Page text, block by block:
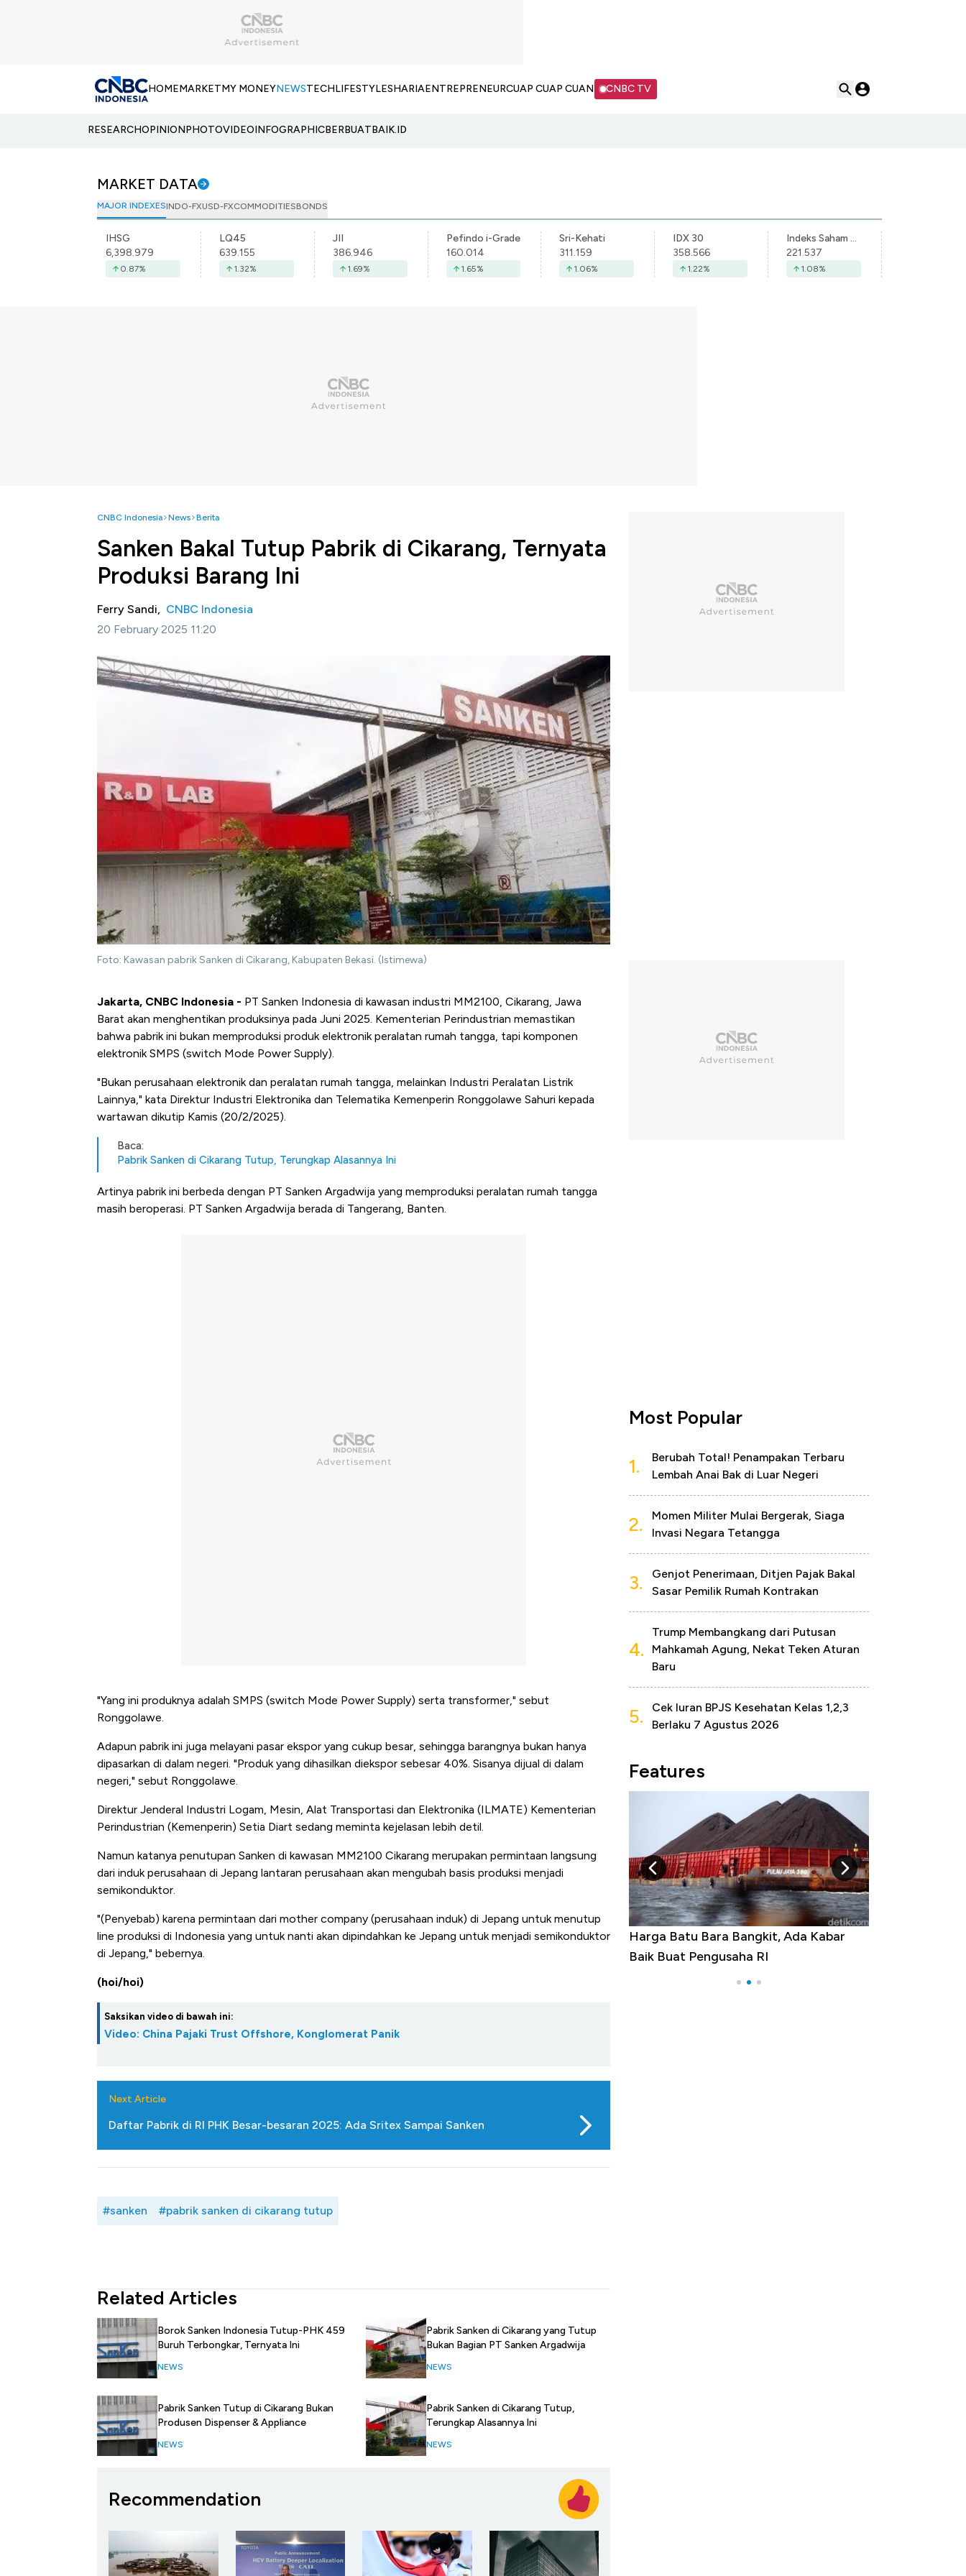
HOMEMARKETMY MONEYNEWSTECHLIFESTYLESHARIAENTREPRENEURCUAP CUAP CUAN CNBC TV
RESEARCHOPINIONPHOTOVIDEOINFOGRAPHICBERBUATBAIK.ID
MARKET DATA
MAJOR INDEXESINDO-FXUSD-FXCOMMODITIESBONDS
IHSG
6,398.979
0.87%
LQ45
639.155
1.32%
JII
386.946
1.69%
Pefindo i-Grade
160.014
1.65%
Sri-Kehati
311.159
1.06%
IDX 30
358.566
1.22%
Indeks Saham Syariah Indonesia
221.537
1.08%
CNBC Indonesia News Berita
Sanken Bakal Tutup Pabrik di Cikarang, Ternyata
Produksi Barang Ini
Ferry Sandi, CNBC Indonesia
20 February 2025 11:20
Foto: Kawasan pabrik Sanken di Cikarang, Kabupaten Bekasi. (Istimewa)
Jakarta, CNBC Indonesia - PT Sanken Indonesia di kawasan industri MM2100, Cikarang, Jawa
Barat akan menghentikan produksinya pada Juni 2025. Kementerian Perindustrian memastikan
bahwa pabrik ini bukan memproduksi produk elektronik peralatan rumah tangga, tapi komponen
elektronik SMPS (switch Mode Power Supply).
"Bukan perusahaan elektronik dan peralatan rumah tangga, melainkan Industri Peralatan Listrik
Lainnya," kata Direktur Industri Elektronika dan Telematika Kemenperin Ronggolawe Sahuri kepada
wartawan dikutip Kamis (20/2/2025).
Baca:
Pabrik Sanken di Cikarang Tutup, Terungkap Alasannya Ini
Artinya pabrik ini berbeda dengan PT Sanken Argadwija yang memproduksi peralatan rumah tangga
masih beroperasi. PT Sanken Argadwija berada di Tangerang, Banten.
"Yang ini produknya adalah SMPS (switch Mode Power Supply) serta transformer," sebut
Ronggolawe.
Adapun pabrik ini juga melayani pasar ekspor yang cukup besar, sehingga barangnya bukan hanya
dipasarkan di dalam negeri. "Produk yang dihasilkan diekspor sebesar 40%. Sisanya dijual di dalam
negeri," sebut Ronggolawe.
Direktur Jenderal Industri Logam, Mesin, Alat Transportasi dan Elektronika (ILMATE) Kementerian
Perindustrian (Kemenperin) Setia Diart sedang meminta kejelasan lebih detil.
Namun katanya penutupan Sanken di kawasan MM2100 Cikarang merupakan permintaan langsung
dari induk perusahaan di Jepang lantaran perusahaan akan mengubah basis produksi menjadi
semikonduktor.
"(Penyebab) karena permintaan dari mother company (perusahaan induk) di Jepang untuk menutup
line produksi di Indonesia yang untuk nanti akan dipindahkan ke Jepang untuk menjadi semikonduktor
di Jepang," bebernya.
(hoi/hoi)
Saksikan video di bawah ini:
Video: China Pajaki Trust Offshore, Konglomerat Panik
Next Article
Daftar Pabrik di RI PHK Besar-besaran 2025: Ada Sritex Sampai Sanken
#sanken #pabrik sanken di cikarang tutup
Related Articles
Borok Sanken Indonesia Tutup-PHK 459
Buruh Terbongkar, Ternyata Ini
NEWS
Pabrik Sanken Tutup di Cikarang Bukan
Produsen Dispenser & Appliance
NEWS
Pabrik Sanken di Cikarang yang Tutup
Bukan Bagian PT Sanken Argadwija
NEWS
Pabrik Sanken di Cikarang Tutup,
Terungkap Alasannya Ini
NEWS
Recommendation
Most Popular
1.
Berubah Total! Penampakan Terbaru
Lembah Anai Bak di Luar Negeri
2.
Momen Militer Mulai Bergerak, Siaga
Invasi Negara Tetangga
3.
Genjot Penerimaan, Ditjen Pajak Bakal
Sasar Pemilik Rumah Kontrakan
4.
Trump Membangkang dari Putusan
Mahkamah Agung, Nekat Teken Aturan
Baru
5.
Cek Iuran BPJS Kesehatan Kelas 1,2,3
Berlaku 7 Agustus 2026
Features
Ini Kekuatan Uang Embraer Kuasai
Harga Batu Bara Bangkit, Ada Kabar
Baik Buat Pengusaha RI